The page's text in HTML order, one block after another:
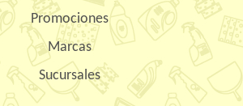
Promociones
Marcas
Sucursales